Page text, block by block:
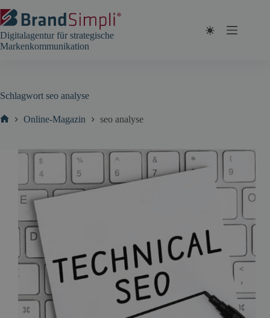
Inhalt
springen
Digitalagentur für strategische
Markenkommunikation
Schlagwort seo analyse
Online-Magazin seo analyse